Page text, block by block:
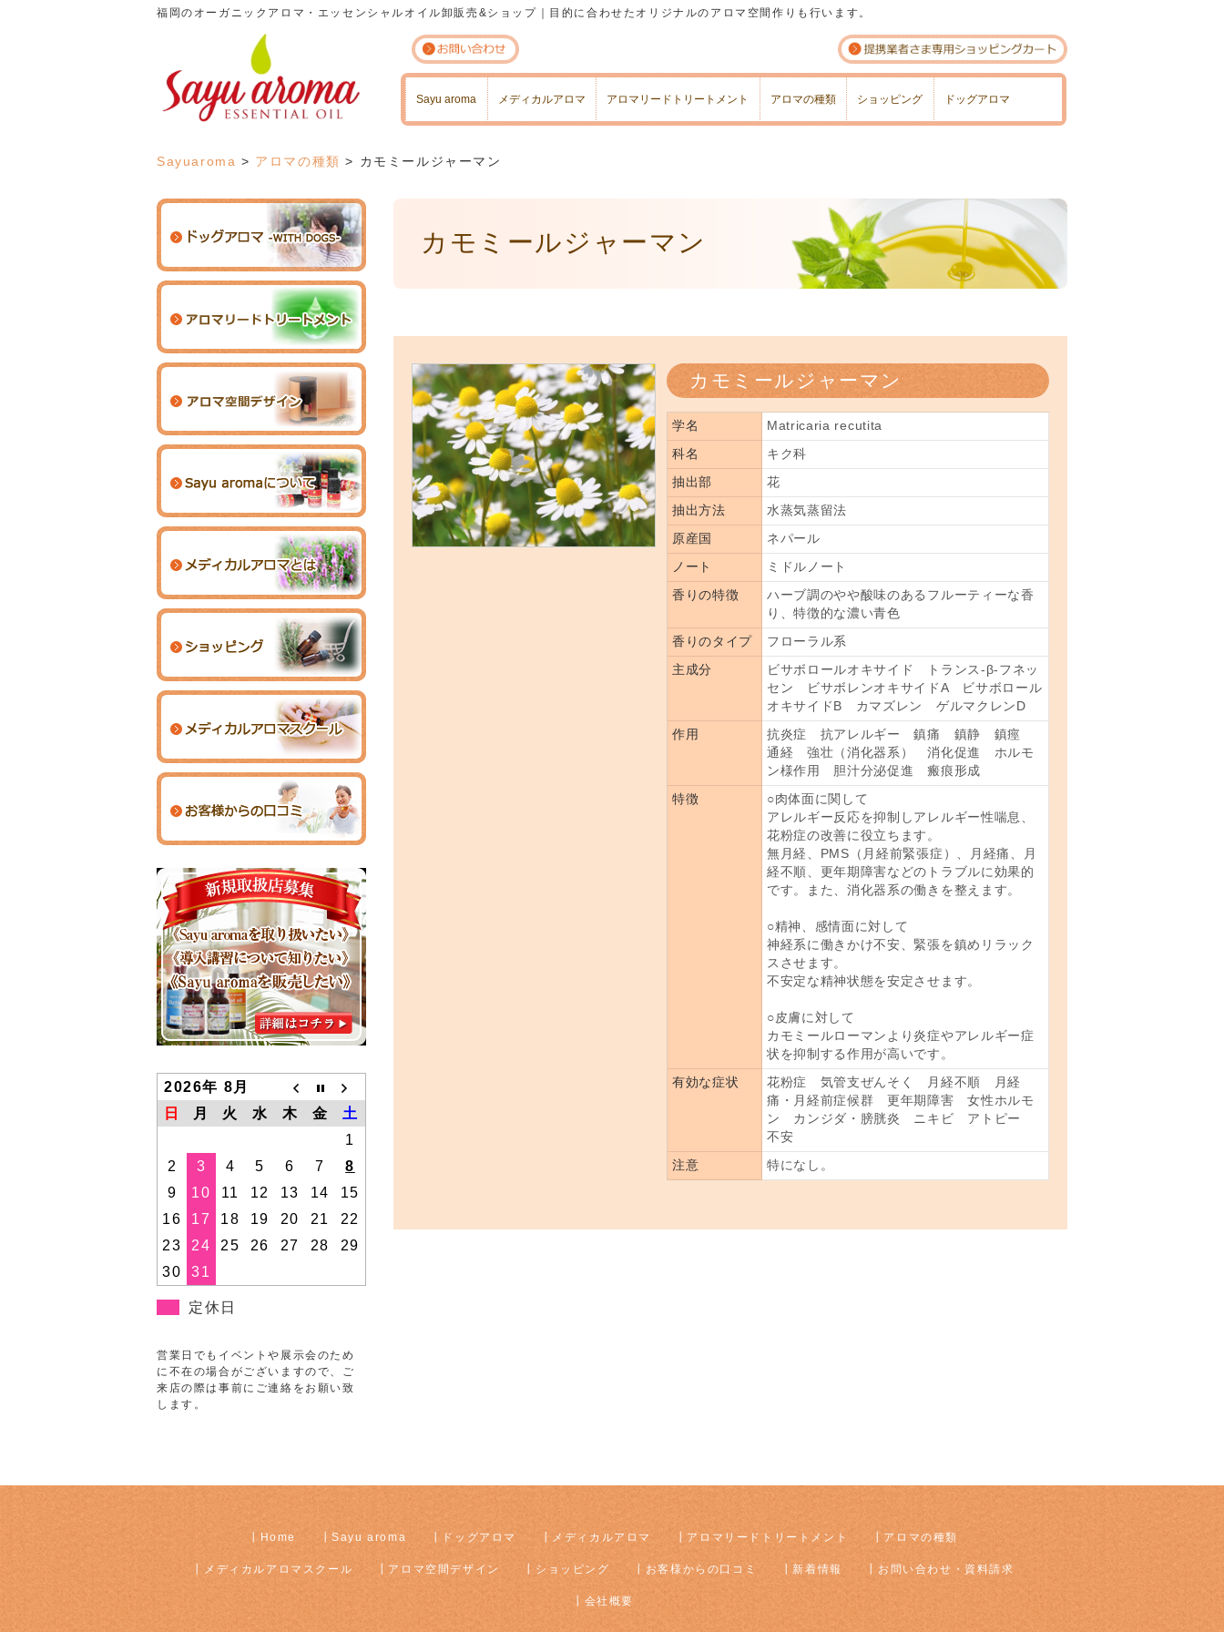
福岡のオーガニックアロマ・エッセンシャルオイル卸販売&ショップ｜目的に合わせたオリジナルのアロマ空間作りも行います。
コンテンツへスキップ
Sayu aroma メディカルアロマ アロマリードトリートメント アロマの種類 ショッピング ドッグアロマ
Sayuaroma > アロマの種類 > カモミールジャーマン
カモミールジャーマン
カモミールジャーマン
学名 Matricaria recutita
科名 キク科
抽出部 花
抽出方法 水蒸気蒸留法
原産国 ネパール
ノート ミドルノート
香りの特徴
ハーブ調のやや酸味のあるフルーティーな香
り、特徴的な濃い青色
香りのタイプ フローラル系
主成分
ビサボロールオキサイド トランス-β-フネッ
セン ビサボレンオキサイドA ビサボロール
オキサイドB カマズレン ゲルマクレンD
作用
抗炎症 抗アレルギー 鎮痛 鎮静 鎮痙
通経 強壮（消化器系） 消化促進 ホルモ
ン様作用 胆汁分泌促進 瘢痕形成
特徴
○肉体面に関して
アレルギー反応を抑制しアレルギー性喘息、
花粉症の改善に役立ちます。
無月経、PMS（月経前緊張症）、月経痛、月
経不順、更年期障害などのトラブルに効果的
です。また、消化器系の働きを整えます。
○精神、感情面に対して
神経系に働きかけ不安、緊張を鎮めリラック
スさせます。
不安定な精神状態を安定させます。
○皮膚に対して
カモミールローマンより炎症やアレルギー症
状を抑制する作用が高いです。
有効な症状
花粉症 気管支ぜんそく 月経不順 月経
痛・月経前症候群 更年期障害 女性ホルモ
ン カンジダ・膀胱炎 ニキビ アトピー
不安
注意 特になし。
2026年 8月
日
月 火 水 木 金
土
1
2
3 4 5 6 7
8
9
10 11 12 13 14
15
16
17 18 19 20 21
22
23
24 25 26 27 28
29
30
31
定休日
営業日でもイベントや展示会のため
に不在の場合がございますので、ご
来店の際は事前にご連絡をお願い致
します。
Home Sayu aroma ドッグアロマ メディカルアロマ アロマリードトリートメント アロマの種類
メディカルアロマスクール アロマ空間デザイン ショッピング お客様からの口コミ 新着情報 お問い合わせ・資料請求
会社概要